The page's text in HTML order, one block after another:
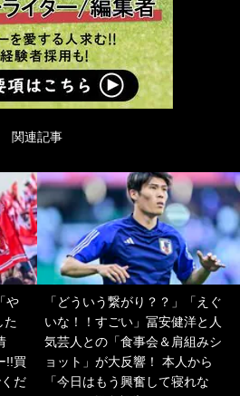
関連記事
や
た
!!買
だ
「どういう繋がり？？」「えぐ
いな！！すごい」冨安健洋と人
気芸人との「食事会＆肩組みシ
ョット」が大反響！ 本人から
「今日はもう興奮して寝れな